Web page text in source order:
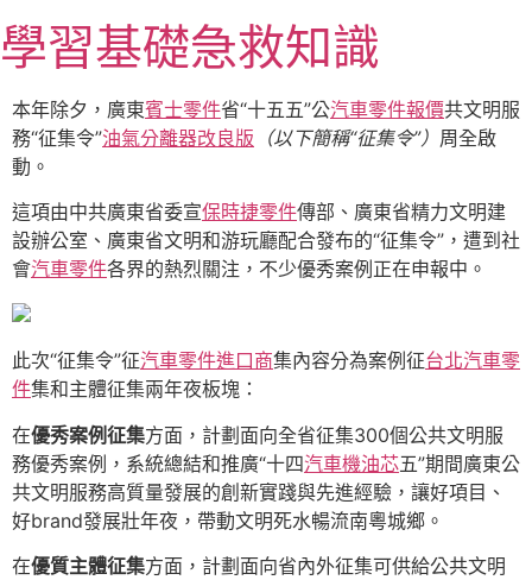
至
主
要
內
容
學習基礎急救知識
本年除夕，廣東賓士零件省“十五五”公汽車零件報價共文明服
務“征集令”油氣分離器改良版 （以下簡稱“征集令”） 周全啟
動。
這項由中共廣東省委宣保時捷零件傳部、廣東省精力文明建
設辦公室、廣東省文明和游玩廳配合發布的“征集令”，遭到社
會汽車零件各界的熱烈關注，不少優秀案例正在申報中。
此次“征集令”征汽車零件進口商集內容分為案例征台北汽車零
件集和主體征集兩年夜板塊：
在優秀案例征集方面，計劃面向全省征集300個公共文明服
務優秀案例，系統總結和推廣“十四汽車機油芯五”期間廣東公
共文明服務高質量發展的創新實踐與先進經驗，讓好項目、
好brand發展壯年夜，帶動文明死水暢流南粵城鄉。
在優質主體征集方面，計劃面向省內外征集可供給公共文明